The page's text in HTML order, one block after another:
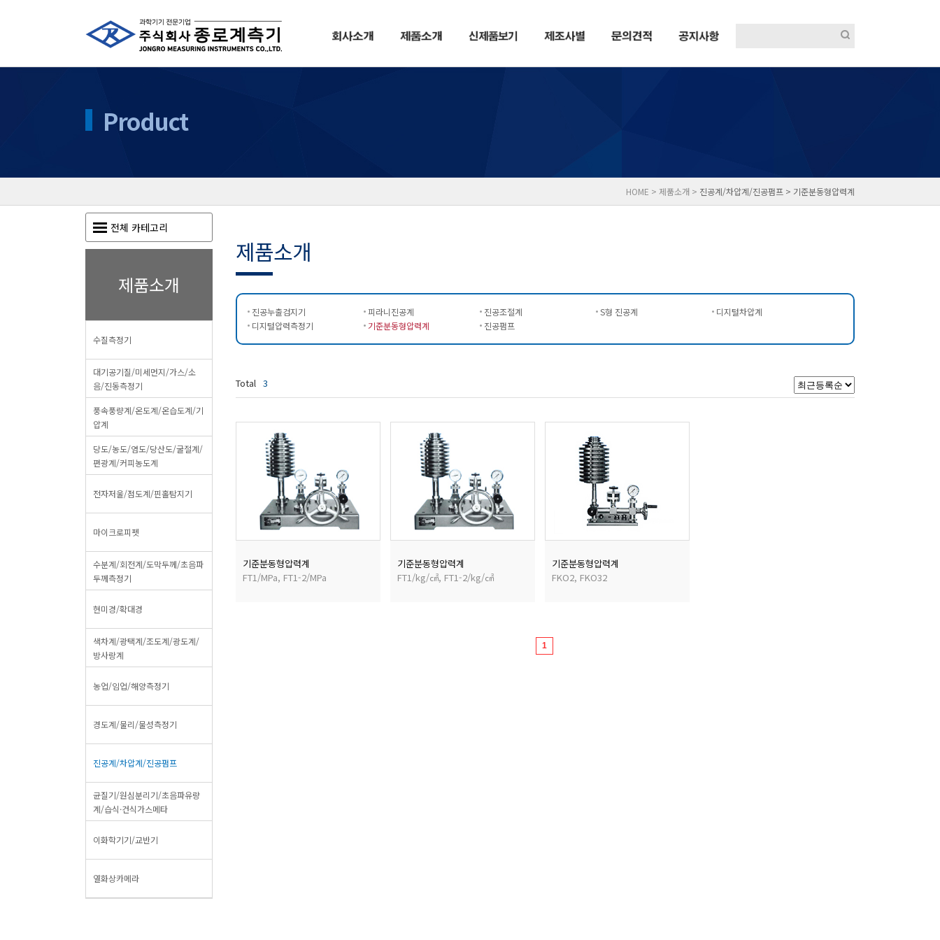
Product
HOME > 제품소개 > 진공계/차압계/진공펌프 > 기준분동형압력계
전체 카테고리
제품소개
수질측정기
대기공기질/미세먼지/가스/소
음/진동측정기
풍속풍량계/온도계/온습도계/기
압계
당도/농도/염도/당산도/굴절계/
편광계/커피농도계
전자저울/점도계/핀홀탐지기
마이크로피펫
수분계/회전계/도막두께/초음파
두께측정기
현미경/확대경
색차계/광택계/조도계/광도계/
방사랑계
농업/임업/해양측정기
경도계/물리/물성측정기
진공계/차압계/진공펌프
균질기/원심분리기/초음파유량
계/습식·건식가스메타
이화학기기/교반기
열화상카메라
제품소개
진공누출검지기 피라니진공계 진공조절계 S형 진공계
디지털차압계
디지털압력측정기
기준분동형압력계 진공펌프
Total 3
기준분동형압력계
FT1/MPa, FT1-2/MPa
기준분동형압력계
FT1/kg/㎠, FT1-2/kg/㎠
기준분동형압력계
FKO2, FKO32
1